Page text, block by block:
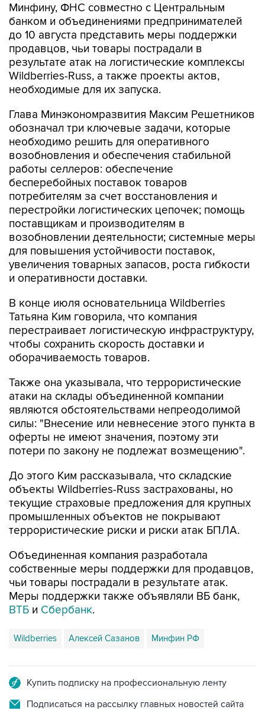
Минфину, ФНС совместно с Центральным
банком и объединениями предпринимателей
до 10 августа представить меры поддержки
продавцов, чьи товары пострадали в
результате атак на логистические комплексы
Wildberries-Russ, а также проекты актов,
необходимые для их запуска.
Глава Минэкономразвития Максим Решетников
обозначал три ключевые задачи, которые
необходимо решить для оперативного
возобновления и обеспечения стабильной
работы селлеров: обеспечение
бесперебойных поставок товаров
потребителям за счет восстановления и
перестройки логистических цепочек; помощь
поставщикам и производителям в
возобновлении деятельности; системные меры
для повышения устойчивости поставок,
увеличения товарных запасов, роста гибкости
и оперативности доставки.
В конце июля основательница Wildberries
Татьяна Ким говорила, что компания
перестраивает логистическую инфраструктуру,
чтобы сохранить скорость доставки и
оборачиваемость товаров.
Также она указывала, что террористические
атаки на склады объединенной компании
являются обстоятельствами непреодолимой
силы: "Внесение или невнесение этого пункта в
оферты не имеют значения, поэтому эти
потери по закону не подлежат возмещению".
До этого Ким рассказывала, что складские
объекты Wildberries-Russ застрахованы, но
текущие страховые предложения для крупных
промышленных объектов не покрывают
террористические риски и риски атак БПЛА.
Объединенная компания разработала
собственные меры поддержки для продавцов,
чьи товары пострадали в результате атак.
Меры поддержки также объявляли ВБ банк,
ВТБ и Сбербанк.
Wildberries Алексей Сазанов Минфин РФ
Купить подписку на профессиональную ленту
Подписаться на рассылку главных новостей сайта